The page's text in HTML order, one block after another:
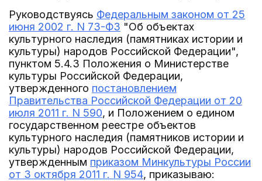
Руководствуясь Федеральным законом от 25
июня 2002 г. N 73-ФЗ "Об объектах
культурного наследия (памятниках истории и
культуры) народов Российской Федерации",
пунктом 5.4.3 Положения о Министерстве
культуры Российской Федерации,
утвержденного постановлением
Правительства Российской Федерации от 20
июля 2011 г. N 590, и Положением о едином
государственном реестре объектов
культурного наследия (памятников истории и
культуры) народов Российской Федерации,
утвержденным приказом Минкультуры России
от 3 октября 2011 г. N 954, приказываю: